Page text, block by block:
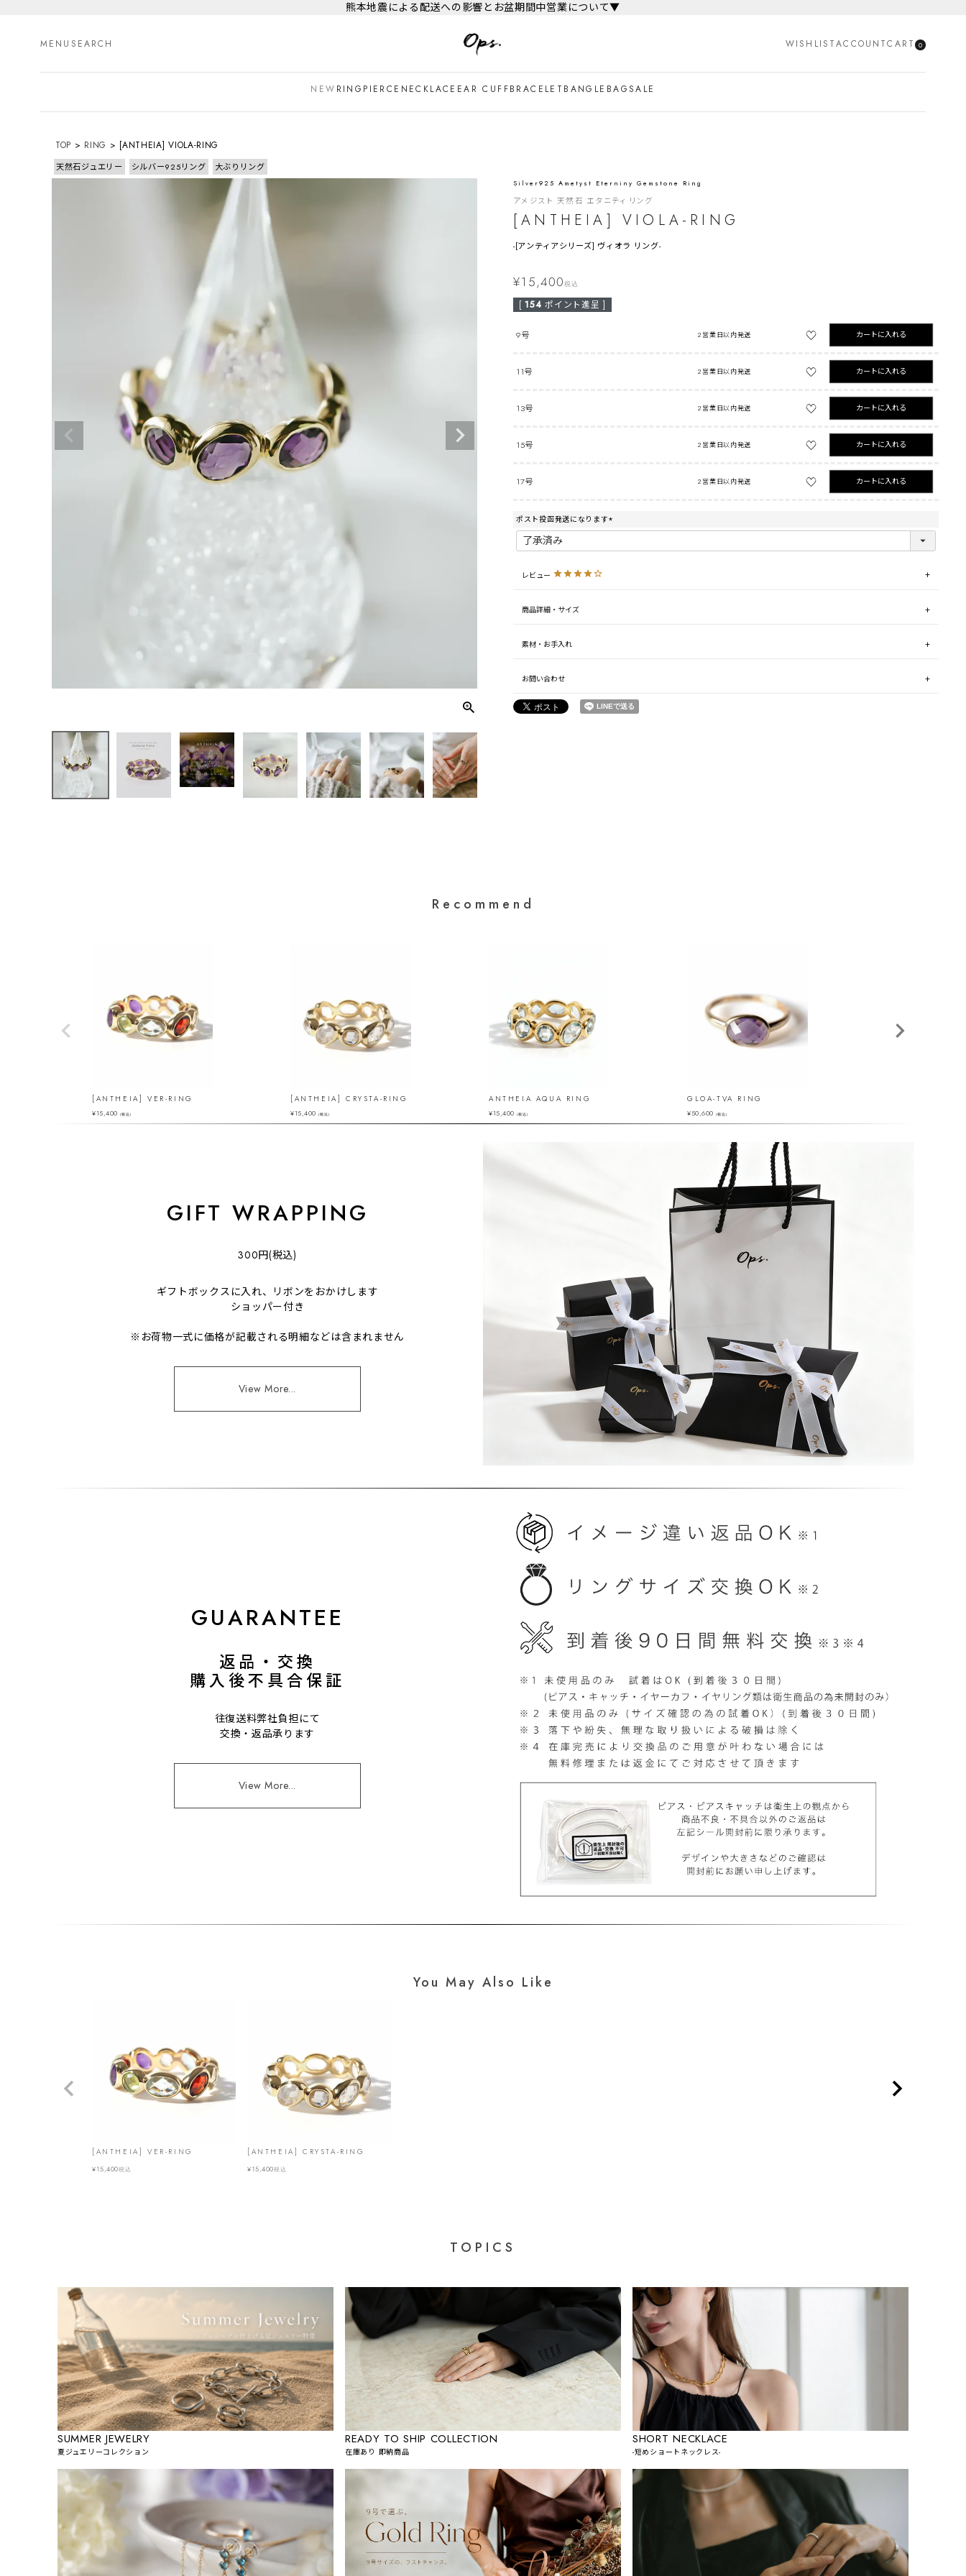
熊本地震による配送への影響とお盆期間中営業について▼
MENU SEARCH WISHLISTACCOUNTCART 0
NEW RING PIERCE NECKLACE EAR CUFFBRACELET BANGLE BAGSALE
SEARCH
TOP RING [ANTHEIA] VIOLA-RING
天然石ジュエリー シルバー925リング 大ぶりリング
Silver925 Ametyst Eterniny Gemstone Ring
アメジスト 天然石 エタニティ リング
[ANTHEIA] VIOLA-RING
-[アンティアシリーズ] ヴィオラ リング-
¥15,400税込
[ 154 ポイント進呈 ]
9号 2営業日以内発送 カートに入れる
11号 2営業日以内発送 カートに入れる
13号 2営業日以内発送 カートに入れる
15号 2営業日以内発送 カートに入れる
17号 2営業日以内発送 カートに入れる
ポスト投函発送になります
(
須
レビュー
商品詳細・サイズ
素材・お手入れ
お問い合わせ
Recommend
[ANTHEIA] VER-RING
¥15,400 （税込）
[ANTHEIA] CRYSTA-RING
¥15,400 （税込）
ANTHEIA AQUA RING
¥15,400 （税込）
GLOA-TVA RING
¥50,600 （税込）
GIFT WRAPPING
300円(税込)
ギフトボックスに入れ、リボンをおかけします
ショッパー付き
※お荷物一式に価格が記載される明細などは含まれません
View More...
GUARANTEE
返品・交換
購入後不具合保証
往復送料弊社負担にて
交換・返品承ります
View More...
You May Also Like
[ANTHEIA] VER-RING
¥15,400税込
[ANTHEIA] CRYSTA-RING
¥15,400税込
TOPICS
SUMMER JEWELRY
夏ジュエリーコレクション
READY TO SHIP COLLECTION
在庫あり 即納商品
SHORT NECKLACE
-短めショートネックレス-